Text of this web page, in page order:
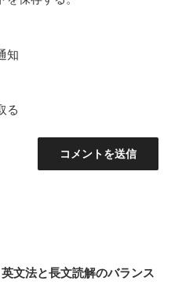
知
る
文法と長文読解のバランス